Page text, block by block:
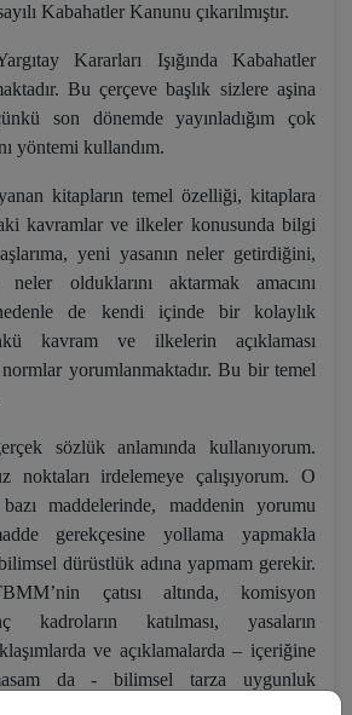
Kabahatler Kanunu çıkarılmıştır.
Kararları Işığında Kabahatler
Bu çerçeve başlık sizlere aşina
son dönemde yayınladığım çok
yöntemi kullandım.
kitapların temel özelliği, kitaplara
kavramlar ve ilkeler konusunda bilgi
yeni yasanın neler getirdiğini,
neler olduklarını aktarmak amacını
de kendi içinde bir kolaylık
kavram ve ilkelerin açıklaması
normlar yorumlanmaktadır. Bu bir temel
sözlük anlamında kullanıyorum.
noktaları irdelemeye çalışıyorum. O
maddelerinde, maddenin yorumu
gerekçesine yollama yapmakla
dürüstlük adına yapmam gerekir.
çatısı altında, komisyon
kadroların katılması, yasaların
ve açıklamalarda – içeriğine
da - bilimsel tarza uygunluk